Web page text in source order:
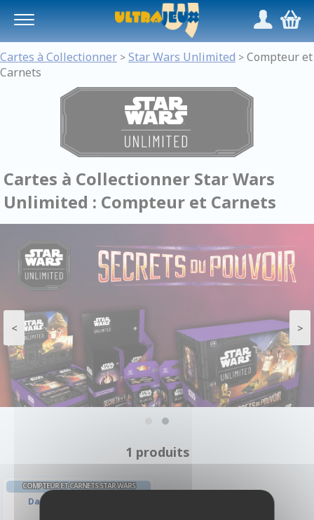
/,
Cartes à Collectionner > Star Wars Unlimited > Compteur et
Carnets
Cartes à Collectionner Star Wars
Unlimited : Compteur et Carnets
< >
1 produits
COMPTEUR ET CARNETS STAR WARS
Damage Pad : Black